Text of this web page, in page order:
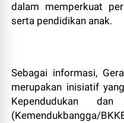
dalam memperkuat
serta pendidikan anak.
​Sebagai informasi,
merupakan inisiatif
Kependudukan dan
(Kemendukbangga/